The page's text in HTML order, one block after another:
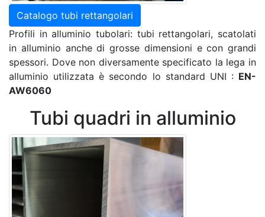
Catalogo tubi rettangolari
Profili in alluminio tubolari: tubi rettangolari, scatolati
in alluminio anche di grosse dimensioni e con grandi
spessori. Dove non diversamente specificato la lega in
alluminio utilizzata è secondo lo standard UNI : EN-
AW6060
Tubi quadri in alluminio